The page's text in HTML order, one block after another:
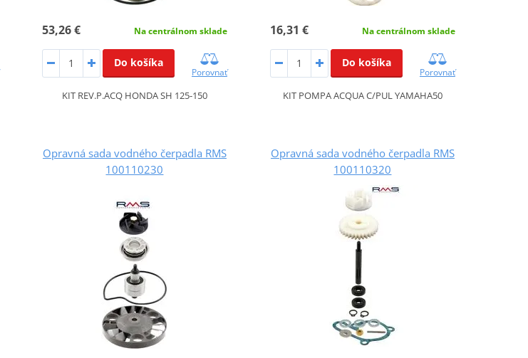
53,26 € Na centrálnom sklade
Do košíka
Porovnať
KIT REV.P.ACQ HONDA SH 125-150
16,31 € Na centrálnom sklade
Do košíka
Porovnať
KIT POMPA ACQUA C/PUL YAMAHA50
Opravná sada vodného čerpadla RMS
100110230
Opravná sada vodného čerpadla RMS
100110320